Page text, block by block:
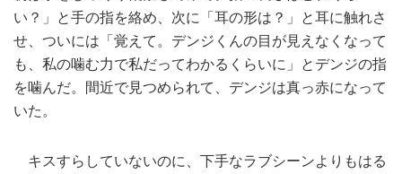
い？」と手の指を絡め、次に「耳の形は？」と耳に触れさ
せ、ついには「覚えて。デンジくんの目が見えなくなって
も、私の噛む力で私だってわかるくらいに」とデンジの指
を噛んだ。間近で見つめられて、デンジは真っ赤になって
いた。
キスすらしていないのに、下手なラブシーンよりもはる